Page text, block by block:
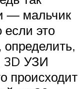
— мальчик
если это
определить,
3D УЗИ
происходит